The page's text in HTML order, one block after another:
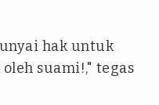
hak untuk
suami!," tegas